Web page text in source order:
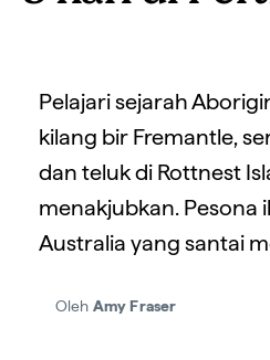
Pelajari sejarah
kilang bir Fremantle,
dan teluk di Rottnest
menakjubkan. Pesona
Australia yang santai
Oleh Amy Fraser